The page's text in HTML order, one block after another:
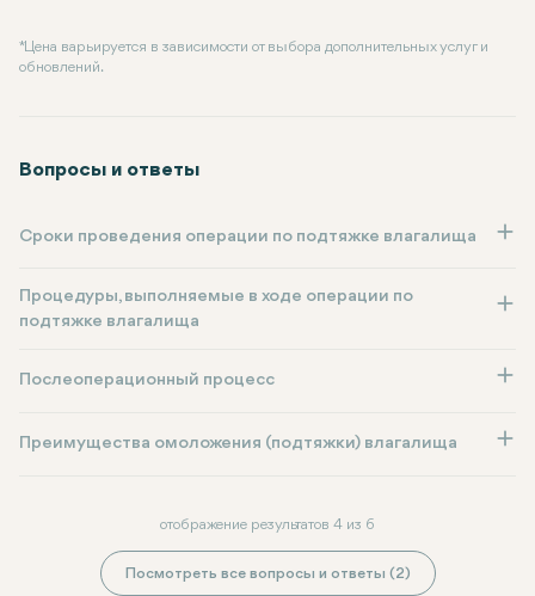
* Цена варьируется в зависимости от выбора дополнительных услуг и
обновлений.
Вопросы и ответы
Сроки проведения операции по подтяжке влагалища
Процедуры, выполняемые в ходе операции по
подтяжке влагалища
Послеоперационный процесс
Преимущества омоложения (подтяжки) влагалища
отображение результатов 4 из 6
Посмотреть все вопросы и ответы (2)